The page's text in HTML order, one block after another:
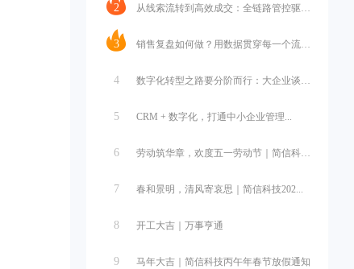
2 从线索流转到高效成交：全链路管控驱动...
3 销售复盘如何做？用数据贯穿每一个流程...
4 数字化转型之路要分阶而行：大企业谈战...
5 CRM + 数字化，打通中小企业管理...
6 劳动筑华章，欢度五一劳动节｜简信科技...
7 春和景明，清风寄哀思｜简信科技202...
8 开工大吉｜万事亨通
9 马年大吉｜简信科技丙午年春节放假通知